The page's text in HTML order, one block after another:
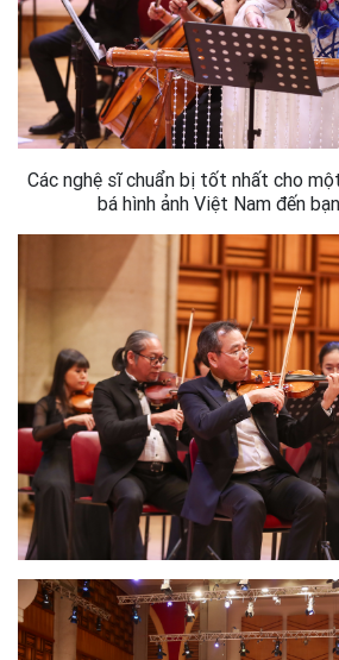
Các nghệ sĩ chuẩn bị tốt nhất cho
bá hình ảnh Việt Nam đến